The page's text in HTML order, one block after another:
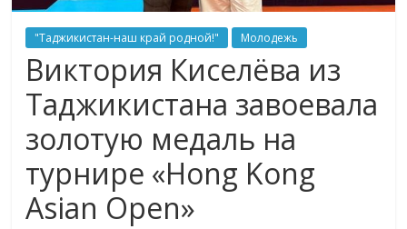
"Таджикистан-наш край родной!" Молодежь
Виктория Киселёва из
Таджикистана завоевала
золотую медаль на
турнире «Hong Kong
Asian Open»